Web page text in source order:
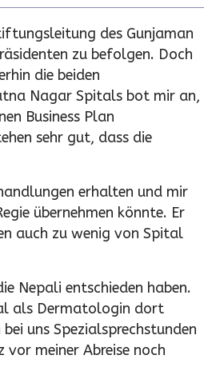
des Gunjaman
zu befolgen. Doch
die beiden
Nagar Spitals bot mir an,
Business Plan
sehr gut, dass die
erhalten und mir
übernehmen könnte. Er
auch zu wenig von Spital
Nepali entschieden haben.
als Dermatologin dort
uns Spezialsprechstunden
meiner Abreise noch